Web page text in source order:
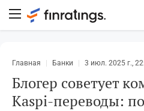
Главная Банки 3 июл. 2025 г.,
Блогер советует
Kaspi-переводы: